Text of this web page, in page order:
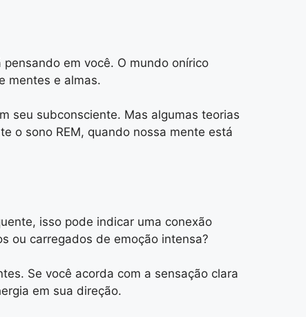
em você. O mundo onírico
mentes e almas.
seu subconsciente. Mas algumas teorias
o sono REM, quando nossa mente está
isso pode indicar uma conexão
ou carregados de emoção intensa?
Se você acorda com a sensação clara
em sua direção.